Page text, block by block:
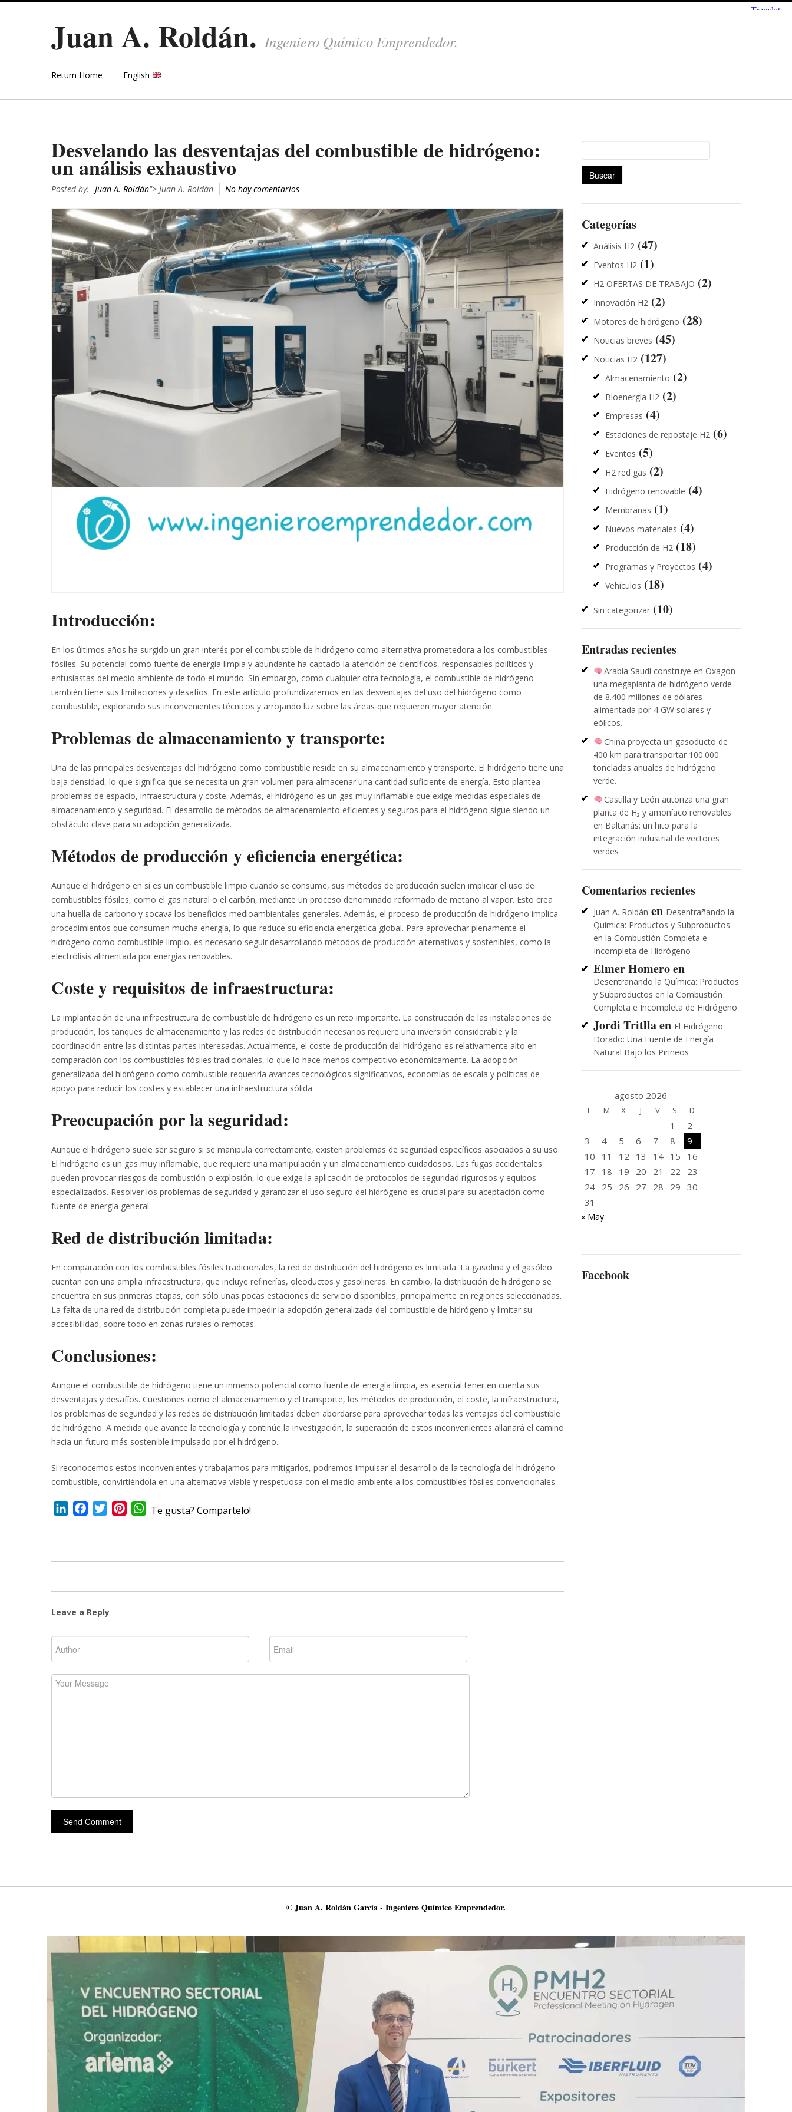
Juan A. Roldán. Ingeniero Químico Emprendedor.
Return Home English
Desvelando las desventajas del combustible de hidrógeno:
un análisis exhaustivo
Posted by: Juan A. Roldán"> Juan A. Roldán No hay comentarios
Introducción:
En los últimos años ha surgido un gran interés por el combustible de hidrógeno como alternativa prometedora a los combustibles
fósiles. Su potencial como fuente de energía limpia y abundante ha captado la atención de científicos, responsables políticos y
entusiastas del medio ambiente de todo el mundo. Sin embargo, como cualquier otra tecnología, el combustible de hidrógeno
también tiene sus limitaciones y desafíos. En este artículo profundizaremos en las desventajas del uso del hidrógeno como
combustible, explorando sus inconvenientes técnicos y arrojando luz sobre las áreas que requieren mayor atención.
Problemas de almacenamiento y transporte:
Una de las principales desventajas del hidrógeno como combustible reside en su almacenamiento y transporte. El hidrógeno tiene una
baja densidad, lo que significa que se necesita un gran volumen para almacenar una cantidad suficiente de energía. Esto plantea
problemas de espacio, infraestructura y coste. Además, el hidrógeno es un gas muy inflamable que exige medidas especiales de
almacenamiento y seguridad. El desarrollo de métodos de almacenamiento eficientes y seguros para el hidrógeno sigue siendo un
obstáculo clave para su adopción generalizada.
Métodos de producción y eficiencia energética:
Aunque el hidrógeno en sí es un combustible limpio cuando se consume, sus métodos de producción suelen implicar el uso de
combustibles fósiles, como el gas natural o el carbón, mediante un proceso denominado reformado de metano al vapor. Esto crea
una huella de carbono y socava los beneficios medioambientales generales. Además, el proceso de producción de hidrógeno implica
procedimientos que consumen mucha energía, lo que reduce su eficiencia energética global. Para aprovechar plenamente el
hidrógeno como combustible limpio, es necesario seguir desarrollando métodos de producción alternativos y sostenibles, como la
electrólisis alimentada por energías renovables.
Coste y requisitos de infraestructura:
La implantación de una infraestructura de combustible de hidrógeno es un reto importante. La construcción de las instalaciones de
producción, los tanques de almacenamiento y las redes de distribución necesarios requiere una inversión considerable y la
coordinación entre las distintas partes interesadas. Actualmente, el coste de producción del hidrógeno es relativamente alto en
comparación con los combustibles fósiles tradicionales, lo que lo hace menos competitivo económicamente. La adopción
generalizada del hidrógeno como combustible requeriría avances tecnológicos significativos, economías de escala y políticas de
apoyo para reducir los costes y establecer una infraestructura sólida.
Preocupación por la seguridad:
Aunque el hidrógeno suele ser seguro si se manipula correctamente, existen problemas de seguridad específicos asociados a su uso.
El hidrógeno es un gas muy inflamable, que requiere una manipulación y un almacenamiento cuidadosos. Las fugas accidentales
pueden provocar riesgos de combustión o explosión, lo que exige la aplicación de protocolos de seguridad rigurosos y equipos
especializados. Resolver los problemas de seguridad y garantizar el uso seguro del hidrógeno es crucial para su aceptación como
fuente de energía general.
Red de distribución limitada:
En comparación con los combustibles fósiles tradicionales, la red de distribución del hidrógeno es limitada. La gasolina y el gasóleo
cuentan con una amplia infraestructura, que incluye refinerías, oleoductos y gasolineras. En cambio, la distribución de hidrógeno se
encuentra en sus primeras etapas, con sólo unas pocas estaciones de servicio disponibles, principalmente en regiones seleccionadas.
La falta de una red de distribución completa puede impedir la adopción generalizada del combustible de hidrógeno y limitar su
accesibilidad, sobre todo en zonas rurales o remotas.
Conclusiones:
Aunque el combustible de hidrógeno tiene un inmenso potencial como fuente de energía limpia, es esencial tener en cuenta sus
desventajas y desafíos. Cuestiones como el almacenamiento y el transporte, los métodos de producción, el coste, la infraestructura,
los problemas de seguridad y las redes de distribución limitadas deben abordarse para aprovechar todas las ventajas del combustible
de hidrógeno. A medida que avance la tecnología y continúe la investigación, la superación de estos inconvenientes allanará el camino
hacia un futuro más sostenible impulsado por el hidrógeno.
Si reconocemos estos inconvenientes y trabajamos para mitigarlos, podremos impulsar el desarrollo de la tecnología del hidrógeno
combustible, convirtiéndola en una alternativa viable y respetuosa con el medio ambiente a los combustibles fósiles convencionales.
LinkedInFacebookTwitterPinterestWhatsApp
Te gusta? Compartelo!
Leave a Reply
Categorías
Análisis H2(47)
Eventos H2(1)
H2 OFERTAS DE TRABAJO (2)
Innovación H2(2)
Motores de hidrógeno (28)
Noticias breves (45)
Noticias H2(127)
Almacenamiento (2)
Bioenergía H2(2)
Empresas (4)
Estaciones de repostaje H2(6)
Eventos (5)
H2 red gas (2)
Hidrógeno renovable (4)
Membranas (1)
Nuevos materiales (4)
Producción de H2(18)
Programas y Proyectos (4)
Vehículos (18)
Sin categorizar(10)
Entradas recientes
Arabia Saudí construye en Oxagon
una megaplanta de hidrógeno verde
de 8.400 millones de dólares
alimentada por 4 GW solares y
eólicos.
China proyecta un gasoducto de
400 km para transportar 100.000
toneladas anuales de hidrógeno
verde.
Castilla y León autoriza una gran
planta de H₂ y amoníaco renovables
en Baltanás: un hito para la
integración industrial de vectores
verdes
Comentarios recientes
Juan A. Roldán en Desentrañando la
Química: Productos y Subproductos
en la Combustión Completa e
Incompleta de Hidrógeno
Elmer Homeroen
Desentrañando la Química: Productos
y Subproductos en la Combustión
Completa e Incompleta de Hidrógeno
Jordi Tritllaen El Hidrógeno
Dorado: Una Fuente de Energía
Natural Bajo los Pirineos
agosto 2026
L M X J V S D
1
2
3
4 5 6 7 8
9
10
11 12 13 14 15
16
17
18 19 20 21 22
23
24
25 26 27 28 29 30
31
« May
Facebook
© Juan A. Roldán García - Ingeniero Químico Emprendedor.